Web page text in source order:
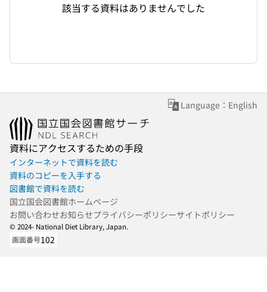
該当する資料はありませんでした
Language：English
資料にアクセスするための手段
インターネットで資料を読む
資料のコピーを入手する
図書館で資料を読む
国立国会図書館ホームページ
お問い合わせお知らせプライバシーポリシーサイトポリシー
© 2024- National Diet Library, Japan.
画面番号102